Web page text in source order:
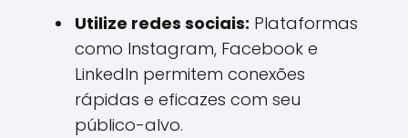
Utilize redes sociais: Plataformas
como Instagram, Facebook e
LinkedIn permitem conexões
rápidas e eficazes com seu
público-alvo.